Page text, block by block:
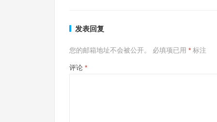
发表回复
您的邮箱地址不会被公开。 必填项已用 * 标注
评论 *